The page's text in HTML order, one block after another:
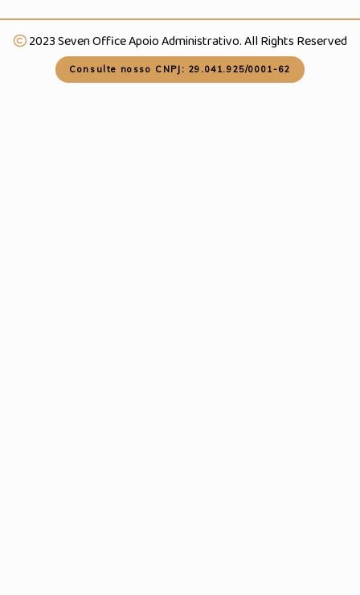
2023 Seven Office Apoio Administrativo. All Rights Reserved
Consulte nosso CNPJ: 29.041.925/0001-62